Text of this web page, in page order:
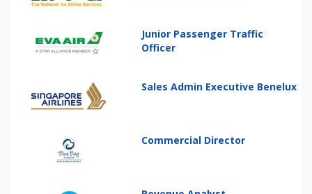
Junior Passenger Traffic
Officer
Sales Admin Executive Benelux
Commercial Director